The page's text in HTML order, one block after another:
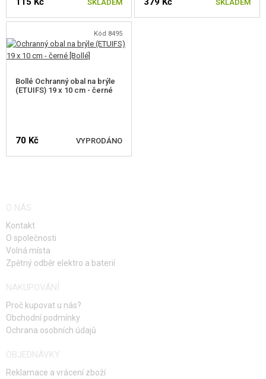
JÍDLO
STAVEBNICE, MODELY
SKLADEM SKLADEM
Kód 8495
Bollé Ochranný obal na brýle
(ETUIFS) 19 x 10 cm - černé
70 Kč VYPRODÁNO
O NÁS
Kontakt
O společnosti
Volná místa
Zpětný odběr elektro a baterií
NAKUPOVÁNÍ
Proč kupovat u nás?
Obchodní podmínky
Ochrana osobních údajů
OBJEDNÁVKY
Reklamace a vrácení zboží